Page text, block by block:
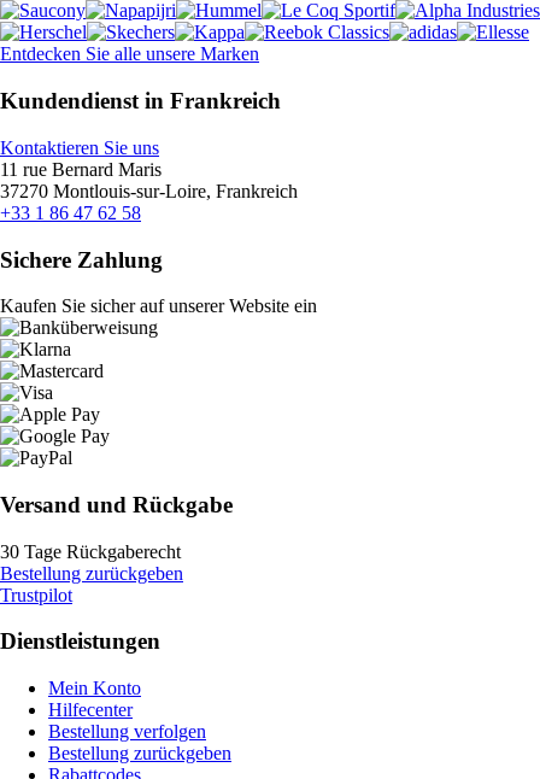
Entdecken Sie alle unsere Marken
Kundendienst in Frankreich
Kontaktieren Sie uns
11 rue Bernard Maris
37270 Montlouis-sur-Loire, Frankreich
+33 1 86 47 62 58
Sichere Zahlung
Kaufen Sie sicher auf unserer Website ein
Versand und Rückgabe
30 Tage Rückgaberecht
Bestellung zurückgeben
Trustpilot
Dienstleistungen
Mein Konto
Hilfecenter
Bestellung verfolgen
Bestellung zurückgeben